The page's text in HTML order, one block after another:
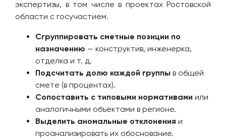
экспертизы, в том числе в проектах Ростовской
области с госучастием.
Сгруппировать сметные позиции по
назначению — конструктив, инженерка,
отделка и т. д.
Подсчитать долю каждой группы в общей
смете (в процентах).
Сопоставить с типовыми нормативами или
аналогичными объектами в регионе.
Выделить аномальные отклонения и
проанализировать их обоснование.